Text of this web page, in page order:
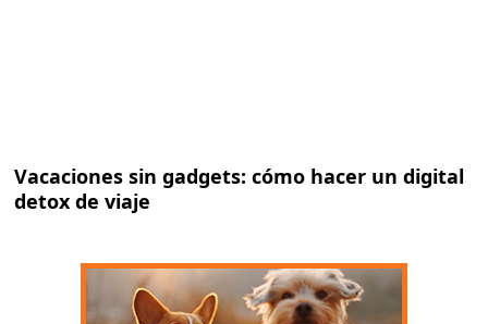
Vacaciones sin gadgets: cómo hacer un digital
detox de viaje